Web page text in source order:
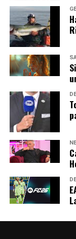
seguridad
El
El Gobierno
revisar su
cambio en su
tecnológicas
influir en cómo
de seguridad
sociales.
En un mundo
entre la
sigue siendo un
todo el mundo.
NOTICIAS